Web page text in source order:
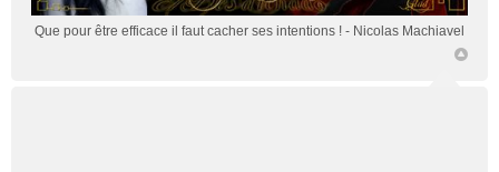
Que pour être efficace il faut cacher ses intentions ! - Nicolas Machiavel